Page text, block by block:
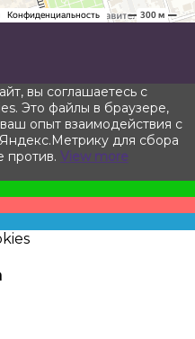
вы соглашаетесь с
Это файлы в браузере,
опыт взаимодействия с
для сбора
против. View more